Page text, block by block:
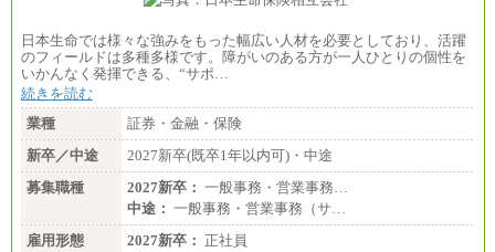
日本生命では様々な強みをもった幅広い人材を必要としており、活躍
のフィールドは多種多様です。障がいのある方が一人ひとりの個性を
いかんなく発揮できる、“サポ…
続きを読む
業種
証券・金融・保険
新卒／中途
2027新卒(既卒1年以内可)・中途
募集職種
2027新卒： 一般事務・営業事務…
中途： 一般事務・営業事務（サ…
雇用形態
2027新卒： 正社員